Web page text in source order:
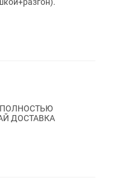
! ПОЛНОСТЬЮ
ДОСТАВКА